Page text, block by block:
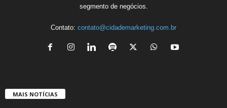
segmento de negócios.
Contato: contato@cidademarketing.com.br
MAIS NOTÍCIAS